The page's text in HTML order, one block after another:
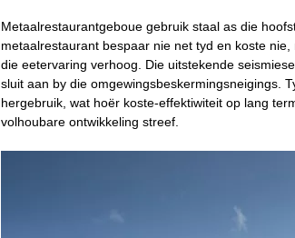
Metaalrestaurantgeboue gebruik staal as die
metaalrestaurant bespaar nie net tyd en koste
die eetervaring verhoog. Die uitstekende
sluit aan by die omgewingsbeskermingsneigings.
hergebruik, wat hoër koste-effektiwiteit op lang
volhoubare ontwikkeling streef.